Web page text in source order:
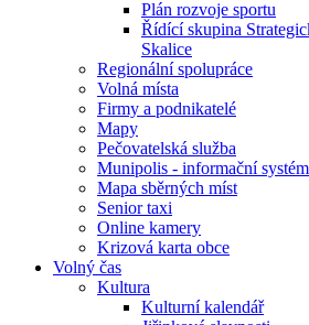
Plán rozvoje sportu
Řídící skupina
Skalice
Regionální spolupráce
Volná místa
Firmy a podnikatelé
Mapy
Pečovatelská služba
Munipolis - informační systém
Mapa sběrných míst
Senior taxi
Online kamery
Krizová karta obce
Volný čas
Kultura
Kulturní kalendář